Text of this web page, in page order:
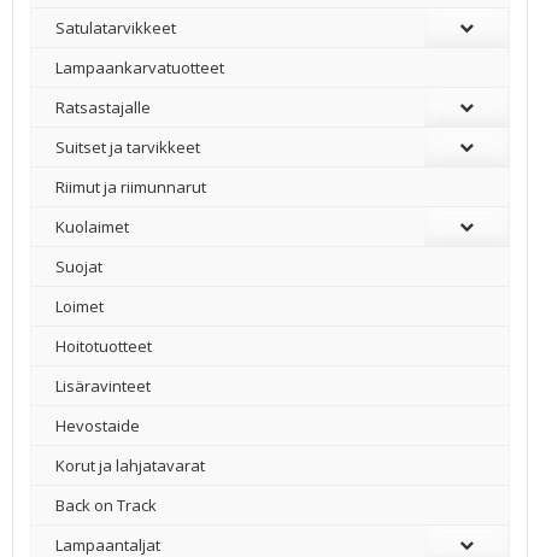
Satulatarvikkeet
–
Lampaankarvatuotteet
Ratsastajalle
Suitset ja tarvikkeet
Riimut ja riimunnarut
Kuolaimet
Suojat
Loimet
Hoitotuotteet
Lisäravinteet
Hevostaide
Korut ja lahjatavarat
Back on Track
Lampaantaljat